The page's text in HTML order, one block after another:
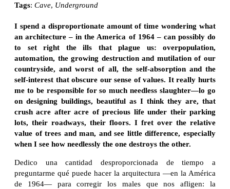
Tags: Cave, Underground
I spend a disproportionate amount of time wondering what
an architecture – in the America of 1964 – can possibly do
to set right the ills that plague us: overpopulation,
automation, the growing destruction and mutilation of our
countryside, and worst of all, the self-absorption and the
self-interest that obscure our sense of values. It really hurts
me to be responsible for so much needless slaughter—lo go
on designing buildings, beautiful as I think they are, that
crush acre after acre of precious life under their parking
lots, their roadways, their floors. I fret over the relative
value of trees and man, and see little difference, especially
when I see how needlessly the one destroys the other.
Dedico una cantidad desproporcionada de tiempo a
preguntarme qué puede hacer la arquitectura —en la América
de 1964— para corregir los males que nos afligen: la